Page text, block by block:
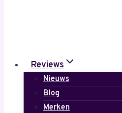
Reviews
Nieuws
Blog
Merken